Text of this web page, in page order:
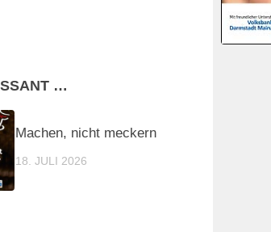
…
Machen, nicht meckern
18. JULI 2026